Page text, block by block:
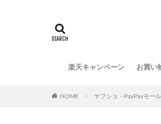
楽天キャンペーン お買い
HOME ヤフショ・PayPayモール